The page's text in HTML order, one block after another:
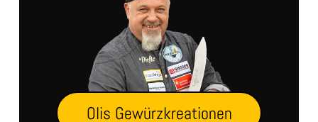
Olis Gewürzkreationen